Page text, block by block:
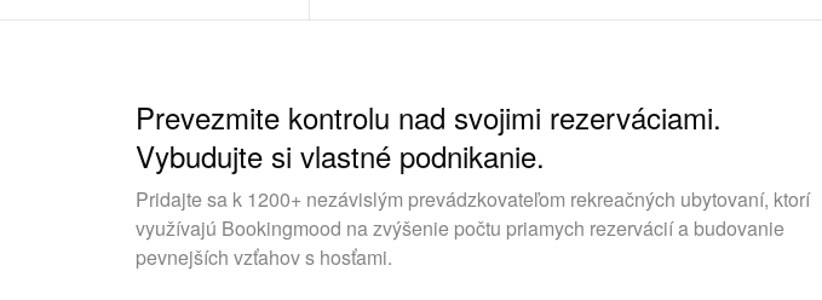
Prevezmite kontrolu nad svojimi rezerváciami.
Vybudujte si vlastné podnikanie.
Pridajte sa k 1200+ nezávislým prevádzkovateľom rekreačných ubytovaní, ktorí
využívajú Bookingmood na zvýšenie počtu priamych rezervácií a budovanie
pevnejších vzťahov s hosťami.